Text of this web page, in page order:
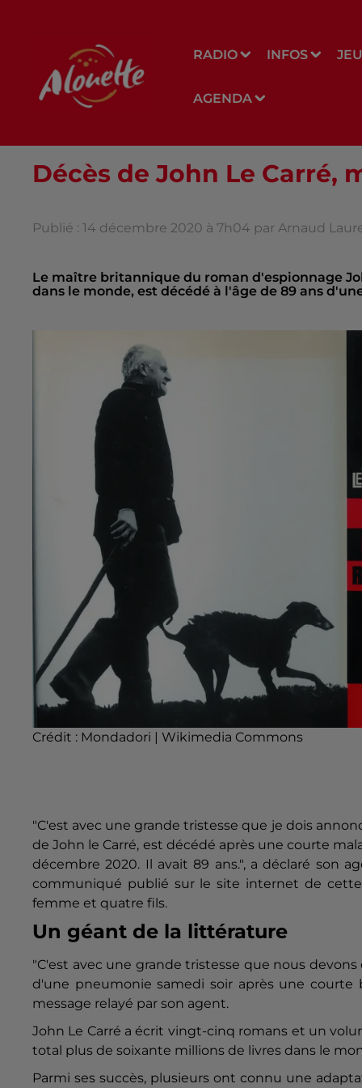
RADIO INFOS
AGENDA
Décès de John Le
Publié : 14 décembre 2020 à 7h04 par Arnaud
Le maître britannique du roman d'espionnage
dans le monde, est décédé à l'âge de 89 ans
Crédit : Mondadori | Wikimedia Commons
"C'est avec une grande tristesse que je dois
de John le Carré, est décédé après une courte
décembre 2020. Il avait 89 ans.", a déclaré son
communiqué publié sur le site internet de cette
femme et quatre fils.
Un géant de la littérature
"C'est avec une grande tristesse que nous
d'une pneumonie samedi soir après une courte
message relayé par son agent.
John Le Carré a écrit vingt-cinq romans et un
total plus de soixante millions de livres dans le
Parmi ses succès, plusieurs ont connu une